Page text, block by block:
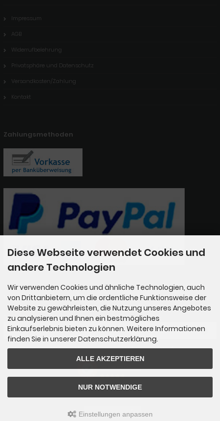
Impressum
AGB
Widerrufbelehrung
Privatsphäre und Datenschutz
Versandkosten/Zahlung
Kontakt
Zahlungsmethoden
Newsletter-Anmeldung
E-Mail-Adresse:
Der Newsletter kann jederzeit hier oder in Ihrem Kundenkonto abbestellt werden.
SEHR GUT
Diese Webseite verwendet Cookies und
andere Technologien
Wir verwenden Cookies und ähnliche Technologien, auch
von Drittanbietern, um die ordentliche Funktionsweise der
Website zu gewährleisten, die Nutzung unseres Angebotes
zu analysieren und Ihnen ein bestmögliches
Einkaufserlebnis bieten zu können. Weitere Informationen
finden Sie in unserer Datenschutzerklärung.
ALLE AKZEPTIEREN
NUR NOTWENDIGE
Einstellungen anpassen